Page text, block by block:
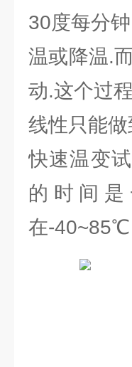
30度每分
温或降温.
动.这个过
线性只能
快速温变
的时间
在-40~85℃